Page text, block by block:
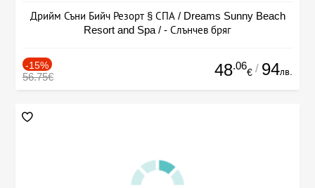
Дрийм Съни Бийч Резорт § СПА / Dreams Sunny Beach
Resort and Spa / - Слънчев бряг
-15%
56.75€ 48.06
€ / 94лв.